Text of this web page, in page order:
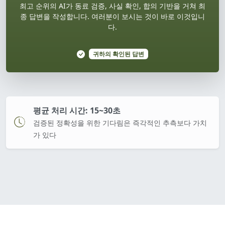
최고 순위의 AI가 동료 검증, 사실 확인, 합의 기반을 거쳐 최
종 답변을 작성합니다. 여러분이 보시는 것이 바로 이것입니
다.
귀하의 확인된 답변
평균 처리 시간: 15~30초
검증된 정확성을 위한 기다림은 즉각적인 추측보다 가치
가 있다